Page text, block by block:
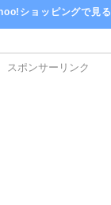
ショッピングで見る
スポンサーリンク